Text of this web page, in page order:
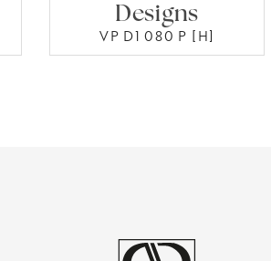
Designs
VP D1 080 P [H]